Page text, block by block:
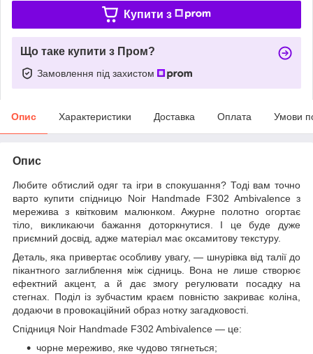
Купити з
Що таке купити з Пром?
Замовлення під захистом
Опис Характеристики Доставка Оплата Умови
Опис
Любите обтислий одяг та ігри в спокушання? Тоді вам точно
варто купити спідницю Noir Handmade F302 Ambivalence з
мережива з квітковим малюнком. Ажурне полотно огортає
тіло, викликаючи бажання доторкнутися. І це буде дуже
приємний досвід, адже матеріал має оксамитову текстуру.
Деталь, яка привертає особливу увагу, — шнурівка від талії до
пікантного заглиблення між сідниць. Вона не лише створює
ефектний акцент, а й дає змогу регулювати посадку на
стегнах. Поділ із зубчастим краєм повністю закриває коліна,
додаючи в провокаційний образ нотку загадковості.
Спідниця Noir Handmade F302 Ambivalence — це:
чорне мереживо, яке чудово тягнеться;